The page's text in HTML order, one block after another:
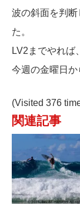
波の斜面を判
た。
LV2までやれば
今週の金曜日
(Visited 376
関連記事